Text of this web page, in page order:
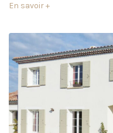
En savoir +